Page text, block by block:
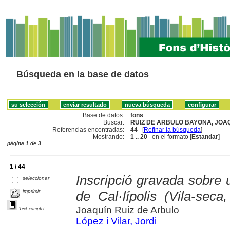
Búsqueda en la base de datos
Base de datos:
fons
Buscar:
RUIZ DE ARBULO BAYONA,
Referencias encontradas:
44 [Refinar la búsqueda]
Mostrando:
1 .. 20 en el formato [Estandar]
página 1 de 3
1 / 44
seleccionar
imprimir
Text complet
Inscripció gravada sobre
de Cal·lípolis (Vila-
Joaquín Ruiz de Arbulo
López i Vilar, Jordi